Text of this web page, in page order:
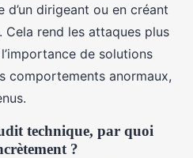
d’un dirigeant ou en créant
rend les attaques plus
de solutions
comportements anormaux,
technique, par quoi
?